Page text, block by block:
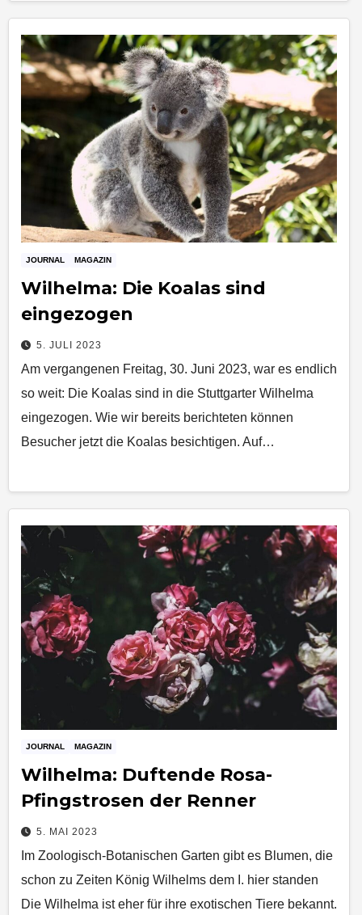
JOURNAL MAGAZIN
Wilhelma: Die Koalas sind
eingezogen
5. JULI 2023
Am vergangenen Freitag, 30. Juni 2023, war es endlich
so weit: Die Koalas sind in die Stuttgarter Wilhelma
eingezogen. Wie wir bereits berichteten können
Besucher jetzt die Koalas besichtigen. Auf…
JOURNAL MAGAZIN
Wilhelma: Duftende Rosa-
Pfingstrosen der Renner
5. MAI 2023
Im Zoologisch-Botanischen Garten gibt es Blumen, die
schon zu Zeiten König Wilhelms dem I. hier standen
Die Wilhelma ist eher für ihre exotischen Tiere bekannt.